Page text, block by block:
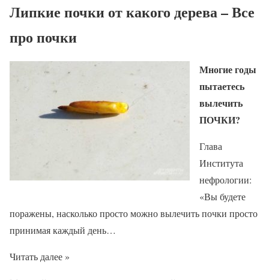
Липкие почки от какого дерева – Все
про почки
Многие годы
пытаетесь
вылечить
ПОЧКИ?
Глава
Института
нефрологии:
«Вы будете
поражены, насколько просто можно вылечить почки просто
принимая каждый день…
Читать далее »